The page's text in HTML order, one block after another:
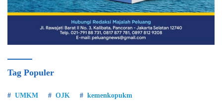
Tag Populer
UMKM OJK kemenkopukm